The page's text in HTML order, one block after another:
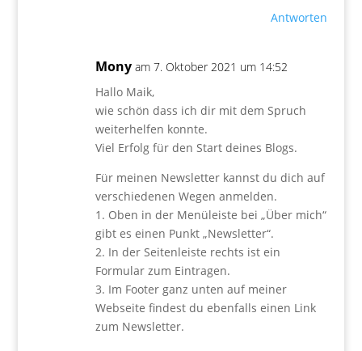
Antworten
Mony am 7. Oktober 2021 um 14:52
Hallo Maik,
wie schön dass ich dir mit dem Spruch
weiterhelfen konnte.
Viel Erfolg für den Start deines Blogs.
Für meinen Newsletter kannst du dich auf
verschiedenen Wegen anmelden.
1. Oben in der Menüleiste bei „Über mich“
gibt es einen Punkt „Newsletter“.
2. In der Seitenleiste rechts ist ein
Formular zum Eintragen.
3. Im Footer ganz unten auf meiner
Webseite findest du ebenfalls einen Link
zum Newsletter.